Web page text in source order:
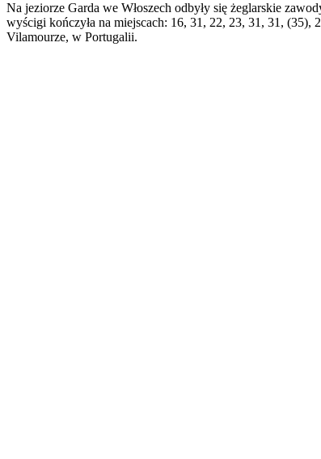
Na jeziorze Garda we Włoszech odbyły się żeglarskie
wyścigi kończyła na miejscach: 16, 31, 22, 23, 31, 31,
Vilamourze, w Portugalii.